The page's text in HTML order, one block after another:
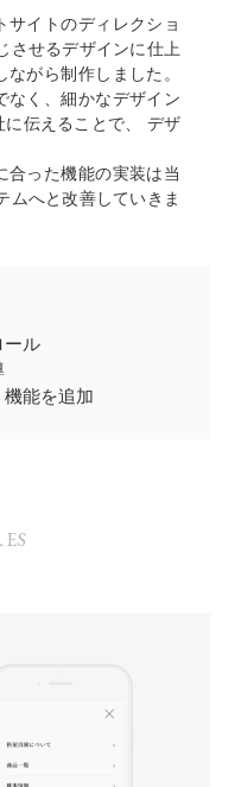
サイトのディレクショ
させるデザインに仕上
がら制作しました。
なく、細かなデザイン
伝えることで、 デザ
合った機能の実装は当
ムへと改善していきま
ール
能を追加